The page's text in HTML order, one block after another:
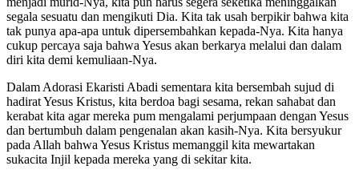
segala sesuatu dan mengikuti Dia. Kita tak usah berpikir bahwa kita
tak punya apa-apa untuk dipersembahkan kepada-Nya. Kita hanya
cukup percaya saja bahwa Yesus akan berkarya melalui dan dalam
diri kita demi kemuliaan-Nya.
Dalam Adorasi Ekaristi Abadi sementara kita bersembah sujud di
hadirat Yesus Kristus, kita berdoa bagi sesama, rekan sahabat dan
kerabat kita agar mereka pum mengalami perjumpaan dengan Yesus
dan bertumbuh dalam pengenalan akan kasih-Nya. Kita bersyukur
pada Allah bahwa Yesus Kristus memanggil kita mewartakan
sukacita Injil kepada mereka yang di sekitar kita.